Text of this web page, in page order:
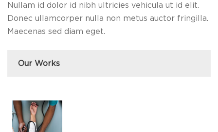
Nullam id dolor id nibh ultricies vehicula ut id elit.
Donec ullamcorper nulla non metus auctor fringilla.
Maecenas sed diam eget.
Our Works